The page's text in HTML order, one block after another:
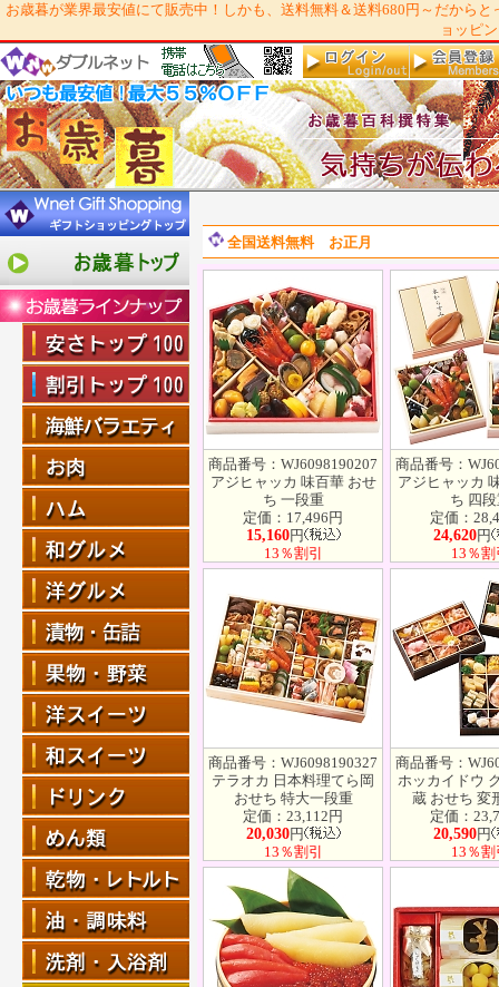
お歳暮が業界最安値にて販売中！しかも、送料無料＆送料680円～だから
ョッピ
全国送料無料 お正月
商品番号：WJ6098190207
アジヒャッカ 味百華 おせ
ち 一段重
定価：17,496円
15,160円
13％割引
商品番号：
アジヒャッカ
ち 四
定価：
24,620円
13％割
商品番号：WJ6098190327
テラオカ 日本料理てら岡
おせち 特大一段重
定価：23,112円
20,030円
13％割引
商品番号：
ホッカイドウ
蔵 おせち 変
定価：
20,590円
13％割